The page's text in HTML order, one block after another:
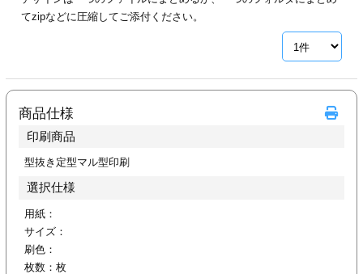
印刷
リーブ印刷
加工
ァイル印刷
てzipなどに圧縮してご添付ください。
商品仕様
印刷商品
型抜き定型マル型印刷
選択仕様
用紙：
サイズ：
刷色：
枚数： 枚